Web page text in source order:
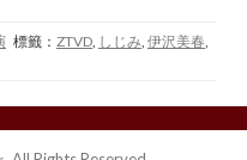
標籤： ZTVD しじみ 伊沢美春